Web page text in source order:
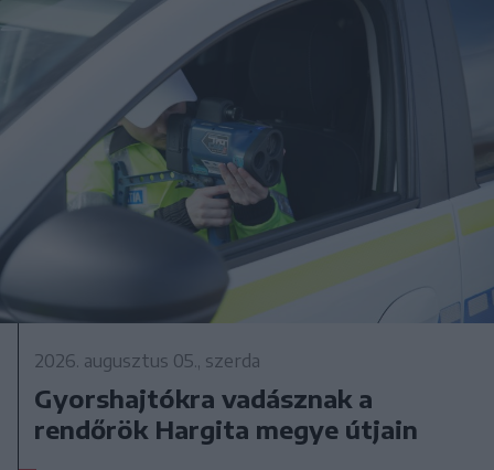
2026. augusztus 05., szerda
Gyorshajtókra vadásznak a
rendőrök Hargita megye útjain